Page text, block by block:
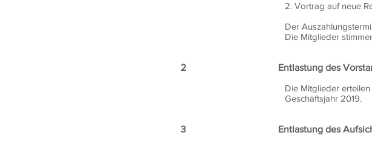
2. Vortrag auf neue
Der Auszahlungstermin der
Die Mitglieder stimmen dem
2 Entlastung des Vorstandes für
Die Mitglieder erteilen dem
Geschäftsjahr 2019.
3 Entlastung des Aufsichtsrates